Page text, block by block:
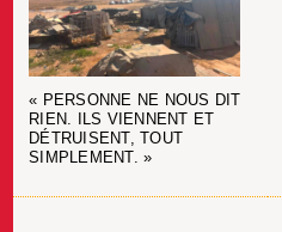
« PERSONNE NE NOUS DIT
RIEN. ILS VIENNENT ET
DÉTRUISENT, TOUT
SIMPLEMENT. »